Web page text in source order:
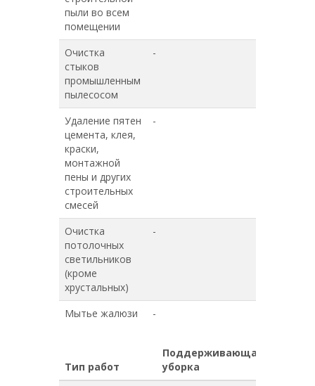
пыли во всем
помещении
Очистка
стыков
промышленным
пылесосом
-
Удаление пятен
цемента, клея,
краски,
монтажной
пены и других
строительных
смесей
-
Очистка
потолочных
светильников
(кроме
хрустальных)
-
Мытье жалюзи -
Тип работ
Поддерживающая
уборка